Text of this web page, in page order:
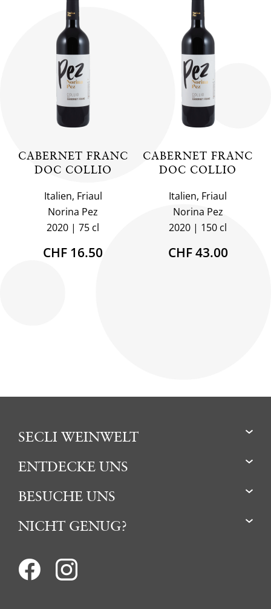
CABERNET FRANC
DOC COLLIO
Italien, Friaul
Norina Pez
2020
75 cl
CHF 16.50
CABERNET FRANC
DOC COLLIO
Italien, Friaul
Norina Pez
2020
150 cl
CHF 43.00
SECLI WEINWELT
ENTDECKE UNS
BESUCHE UNS
NICHT GENUG?